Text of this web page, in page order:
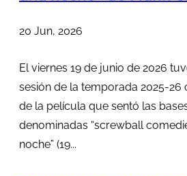
20 Jun, 2026
El viernes 19 de junio de 2026
sesión de la temporada 2025-
de la película que sentó las
denominadas “screwball
noche” (19...